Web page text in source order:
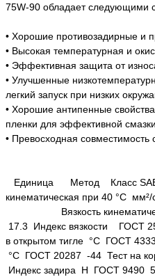
75W-90 обладает следующими
• Хорошие противозадирные и
• Высокая температурная и
• Эффективная защита от
• Улучшенные
легкий запуск при низких
• Хорошие антипенные
пленки для эффективной смазки.
• Превосходная совместимость
Единица Метод Класс
кинематическая при
Вязкость
17.3 Индекс вязкости ГОСТ
в открытом тигле °C ГОСТ
°C ГОСТ 20287 -44 Тест на
Индекс задира Н ГОСТ 9490